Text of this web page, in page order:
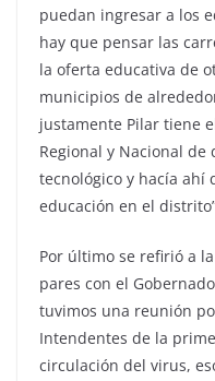
puedan ingresar a los
hay que pensar las
la oferta educativa de
municipios de
justamente Pilar tiene
Regional y Nacional
tecnológico y hacía ahí
educación en el
Por último se refirió a
pares con el
tuvimos una reunión
Intendentes de la
circulación del virus,